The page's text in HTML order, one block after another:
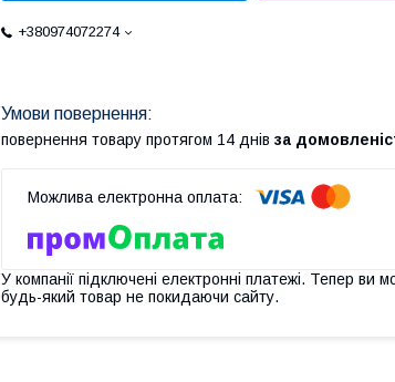
+380974072274
повернення товару протягом 14 днів за
У компанії підключені електронні платежі. Тепер ви
будь-який товар не покидаючи сайту.